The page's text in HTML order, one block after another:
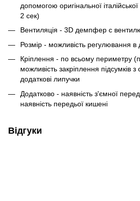
допомогою оригінальної
2 сек)
Вентиляція - 3D демпфер с
Розмір - можливість регулювання в
Кріплення - по всьому периметру
можливість закріплення підсумків
додаткові липучки
Додатково - наявність з'ємної
наявність передьої кишені
Відгуки